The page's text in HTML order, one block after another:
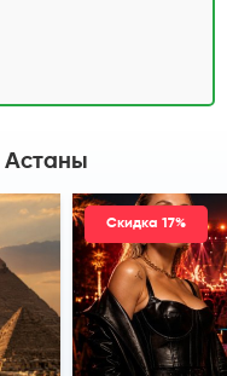
Астаны
Скидка 17%